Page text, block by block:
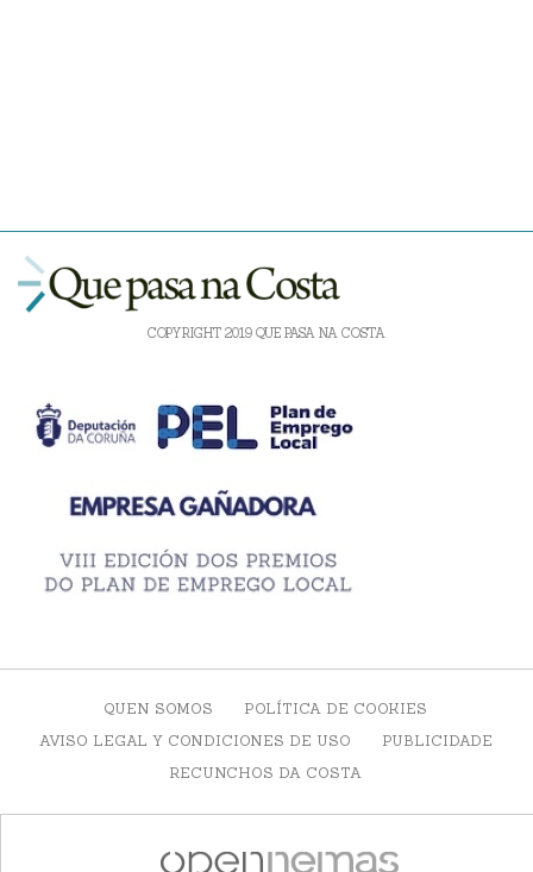
COPYRIGHT 2019 QUE PASA NA COSTA
QUEN SOMOS
POLÍTICA DE COOKIES
AVISO LEGAL Y CONDICIONES DE USO
PUBLICIDADE
RECUNCHOS DA COSTA